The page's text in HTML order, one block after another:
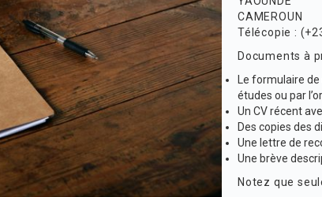
CAMEROUN
Télécopie :
Documents à
Le formulaire
études ou par
Un CV récent
Des copies des
Une lettre de
Une brève
Notez que